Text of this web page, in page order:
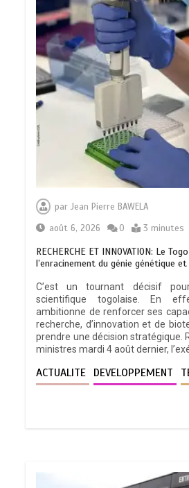
parJean Pierre BAWELA
août 6, 2026
0 3 minutes
RECHERCHE ET INNOVATION: Le
l’enracinement du génie génétique
C’est un tournant décisif
scientifique togolaise. En
ambitionne de renforcer ses
recherche, d’innovation et de
prendre une décision stratégique.
ministres mardi 4 août dernier,
ACTUALITE DEVELOPPEMENT